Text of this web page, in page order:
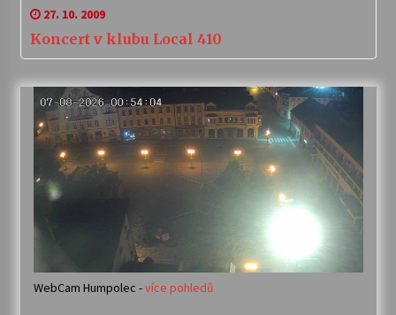
27. 10. 2009
Koncert v klubu Local 410
WebCam Humpolec -více pohledů